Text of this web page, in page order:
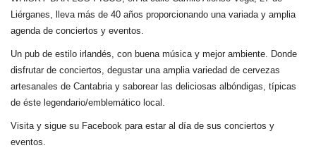
Liérganes, lleva más de 40 años proporcionando una variada y amplia
agenda de conciertos y eventos.
Un pub de estilo irlandés, con buena música y mejor ambiente. Donde
disfrutar de conciertos, degustar una amplia variedad de cervezas
artesanales de Cantabria y saborear las deliciosas albóndigas, típicas
de éste legendario/emblemático local.
Visita y sigue su Facebook para estar al día de sus conciertos y
eventos.